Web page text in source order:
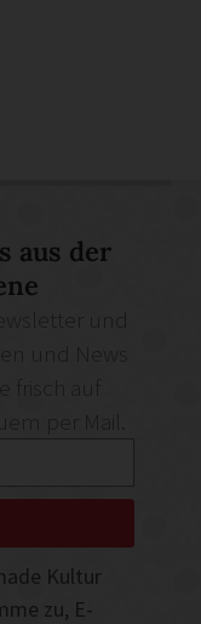
aus der
per Mail.
Kultur
zu, E-